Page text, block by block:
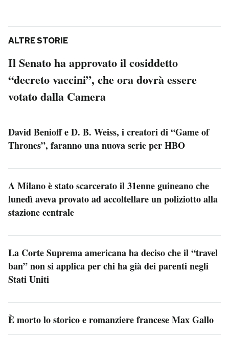
ALTRE STORIE
Il Senato ha approvato il cosiddetto
“decreto vaccini”, che ora dovrà essere
votato dalla Camera
David Benioff e D. B. Weiss, i creatori di “Game of
Thrones”, faranno una nuova serie per HBO
A Milano è stato scarcerato il 31enne guineano che
lunedì aveva provato ad accoltellare un poliziotto alla
stazione centrale
La Corte Suprema americana ha deciso che il “travel
ban” non si applica per chi ha già dei parenti negli
Stati Uniti
È morto lo storico e romanziere francese Max Gallo